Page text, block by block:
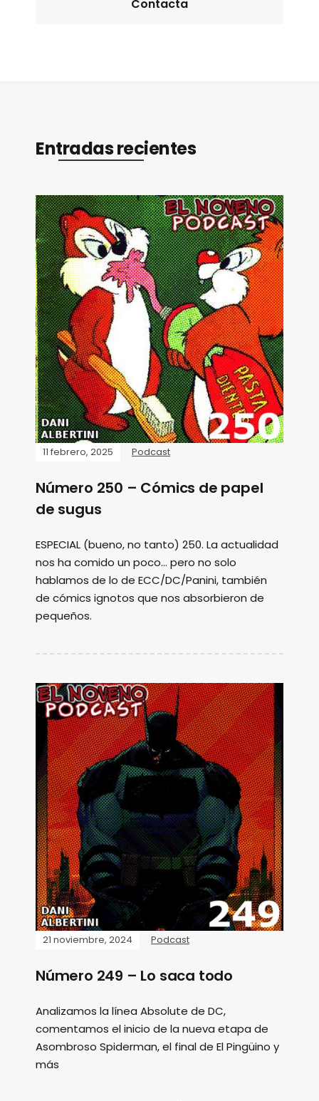
Contacta
Entradas recientes
11 febrero, 2025 Podcast
Número 250 – Cómics de papel
de sugus
ESPECIAL (bueno, no tanto) 250. La actualidad
nos ha comido un poco... pero no solo
hablamos de lo de ECC/DC/Panini, también
de cómics ignotos que nos absorbieron de
pequeños.
21 noviembre, 2024 Podcast
Número 249 – Lo saca todo
Analizamos la línea Absolute de DC,
comentamos el inicio de la nueva etapa de
Asombroso Spiderman, el final de El Pingüino y
más